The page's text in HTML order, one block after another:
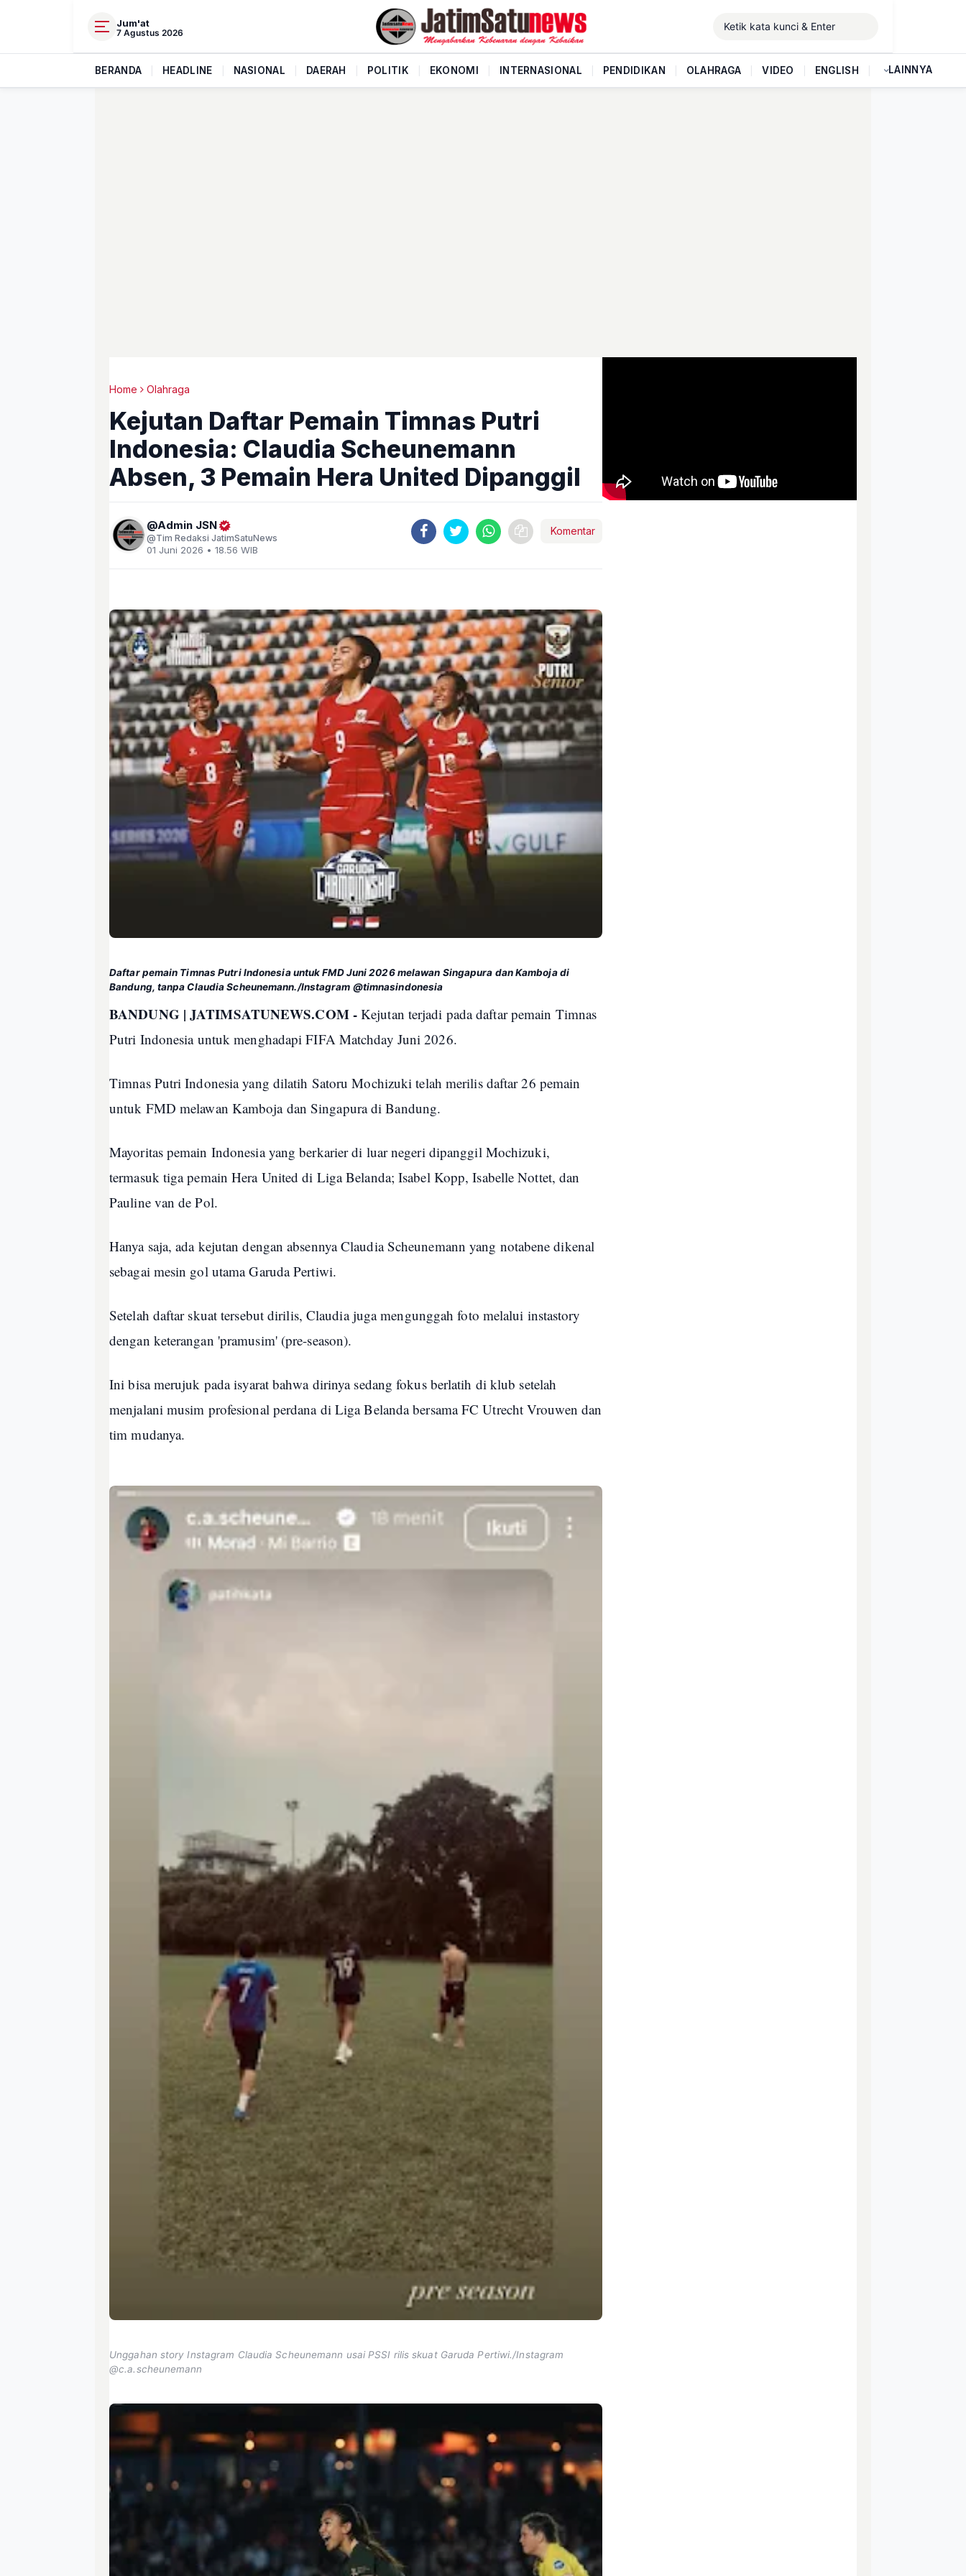
Jum'at
7 Agustus 2026
BERANDA HEADLINE NASIONAL DAERAH POLITIK EKONOMI INTERNASIONAL PENDIDIKAN OLAHRAGA VIDEO ENGLISH LAINNYA
Home Olahraga
Kejutan Daftar Pemain Timnas Putri
Indonesia: Claudia Scheunemann
Absen, 3 Pemain Hera United Dipanggil
Admin JSN
Tim Redaksi JatimSatuNews
01 Juni 2026 • 18.56 WIB
Komentar
Daftar pemain Timnas Putri Indonesia untuk FMD Juni 2026 melawan Singapura dan Kamboja di
Bandung, tanpa Claudia Scheunemann./Instagram @timnasindonesia
BANDUNG | JATIMSATUNEWS.COM -Kejutan terjadi pada daftar pemain Timnas
Putri Indonesia untuk menghadapi FIFA Matchday Juni 2026.
Timnas Putri Indonesia yang dilatih Satoru Mochizuki telah merilis daftar 26 pemain
untuk FMD melawan Kamboja dan Singapura di Bandung.
Mayoritas pemain Indonesia yang berkarier di luar negeri dipanggil Mochizuki,
termasuk tiga pemain Hera United di Liga Belanda; Isabel Kopp, Isabelle Nottet, dan
Pauline van de Pol.
Hanya saja, ada kejutan dengan absennya Claudia Scheunemann yang notabene dikenal
sebagai mesin gol utama Garuda Pertiwi.
Setelah daftar skuat tersebut dirilis, Claudia juga mengunggah foto melalui instastory
dengan keterangan 'pramusim' (pre-season).
Ini bisa merujuk pada isyarat bahwa dirinya sedang fokus berlatih di klub setelah
menjalani musim profesional perdana di Liga Belanda bersama FC Utrecht Vrouwen dan
tim mudanya.
Unggahan story Instagram Claudia Scheunemann usai PSSI rilis skuat Garuda Pertiwi./Instagram
@c.a.scheunemann